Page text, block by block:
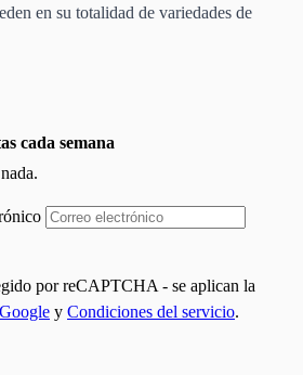
en su totalidad de variedades de
cada semana
por reCAPTCHA - se aplican la
y Condiciones del servicio.